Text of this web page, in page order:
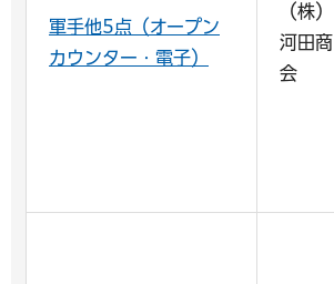
軍手他5点（オープン
カウンター・電子）
（株）
河田商
会